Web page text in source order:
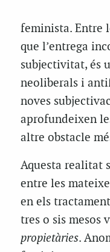
feminista. Entre
que l’entrega
subjectivitat, és
neoliberals i
noves
aprofundeixen
altre obstacle
Aquesta realitat
entre les
en els
tres o sis mesos
propietàries.